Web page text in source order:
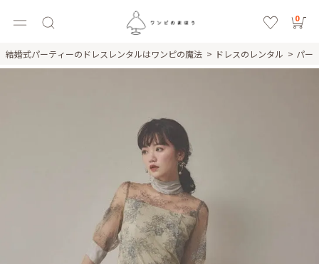
0
結婚式パーティーのドレスレンタルはワンピの魔法 ドレスのレンタル パー